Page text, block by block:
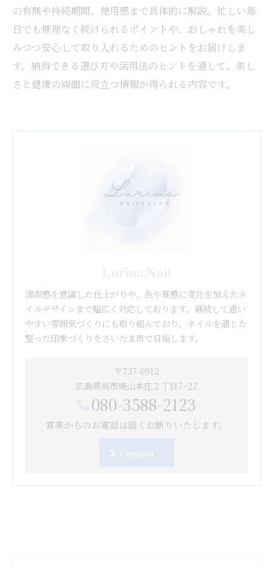
の有無や持続期間、使用感まで具体的に解説。忙しい毎
日でも無理なく続けられるポイントや、おしゃれを楽し
みつつ安心して取り入れるためのヒントをお届けしま
す。納得できる選び方や活用法のヒントを通して、美し
さと健康の両面に役立つ情報が得られる内容です。
Lurina.Nail
清潔感を意識した仕上がりや、色や質感に変化を加えたネ
イルデザインまで幅広く対応しております。継続して通い
やすい雰囲気づくりにも取り組んでおり、ネイルを通じた
整った印象づくりをさいたま市で目指します。
〒737-0912
広島県呉市焼山本庄２丁目7−22
080-3588-2123
営業からのお電話は固くお断りいたします。
Contact